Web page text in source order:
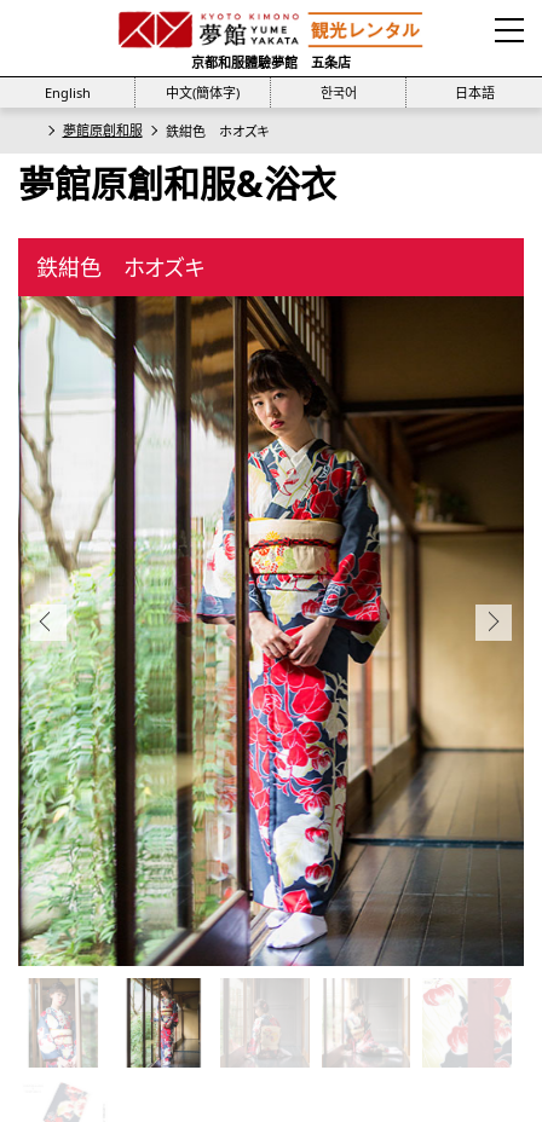
京都和服體驗夢館 五条店
English
中文(簡体字) 한국어 日本語
夢館原創和服 鉄紺色 ホオズキ
夢館原創和服&浴衣
鉄紺色 ホオズキ